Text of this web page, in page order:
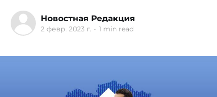
Новостная Редакция
2 февр. 2023 г. • 1 min read